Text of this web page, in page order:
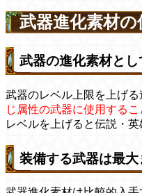
武器進化素材の
武器の進化素材とし
武器のレベル上限を上げる
じ属性の武器に使用するこ
レベルを上げると伝説・英
装備する武器は最